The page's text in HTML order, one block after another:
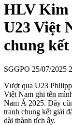
HLV Kim
U23 Việt
chung kết
SGGPO 25/07/2025
Vượt qua U23
Việt Nam ghi tên
Nam Á 2025. Đây
tranh chung kết giải
dài thành tích ấy.